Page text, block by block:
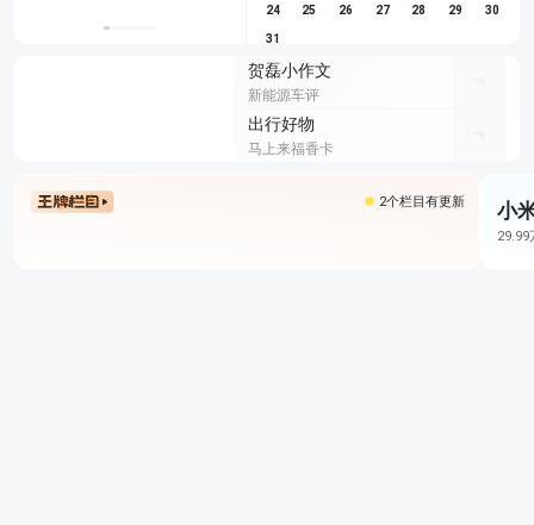
24 25 26 27 28 29 30
31
贺磊小作文
新能源车评
出行好物
马上来福香卡
2个栏目有更新 小
29.99